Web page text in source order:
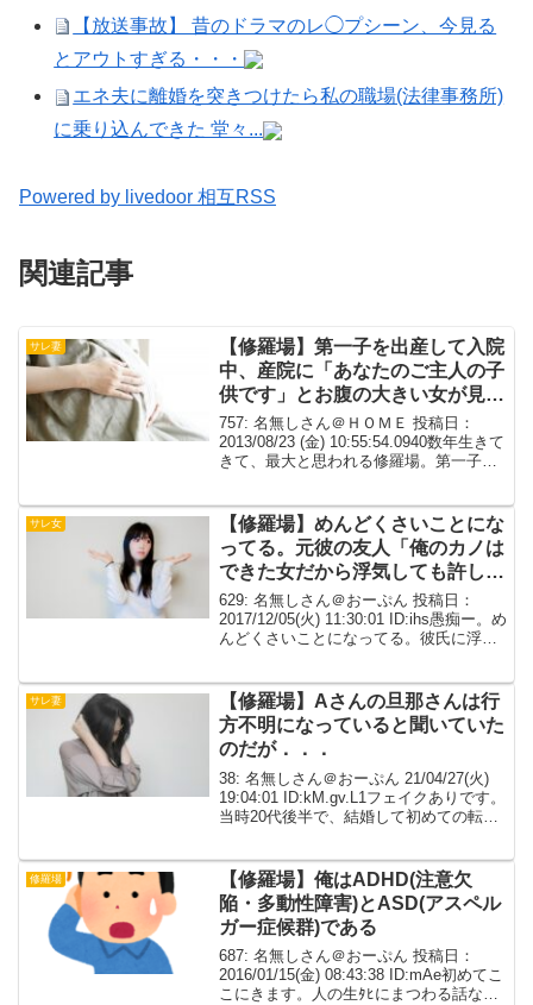
【放送事故】 昔のドラマのレ◯プシーン、今見る
とアウトすぎる・・・
エネ夫に離婚を突きつけたら私の職場(法律事務所)
に乗り込んできた 堂々...
Powered by livedoor 相互RSS
関連記事
サレ妻
【修羅場】第一子を出産して入院
中、産院に「あなたのご主人の子
供です」とお腹の大きい女が見舞
いに来た
757: 名無しさん＠ＨＯＭＥ 投稿日：
2013/08/23 (金) 10:55:54.0940数年生きて
きて、最大と思われる修羅場。第一子を
いに来たこと。758: 名...
サレ女
【修羅場】めんどくさいことにな
ってる。元彼の友人「俺のカノは
できた女だから浮気しても許し
た、お前もそうしろ！」【ワロ
タ】
629: 名無しさん＠おーぷん 投稿日：
2017/12/05(火) 11:30:01 ID:ihs愚痴ー。め
んどくさいことになってる。彼氏に浮気
れるなんて、本気で好きじゃ...
サレ妻
【修羅場】Aさんの旦那さんは行
方不明になっていると聞いていた
のだが．．．
38: 名無しさん＠おーぷん 21/04/27(火)
19:04:01 ID:kM.gv.L1フェイクありです。
当時20代後半で、結婚して初めての転勤
て仲良くなった。私...
修羅場
【修羅場】俺はADHD(注意欠
陥・多動性障害)とASD(アスペル
ガー症候群)である
687: 名無しさん＠おーぷん 投稿日：
2016/01/15(金) 08:43:38 ID:mAe初めてこ
こにきます。人の生ﾀﾋにまつわる話なの